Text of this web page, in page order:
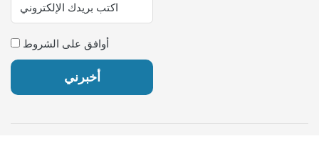
أوافق على الشروط